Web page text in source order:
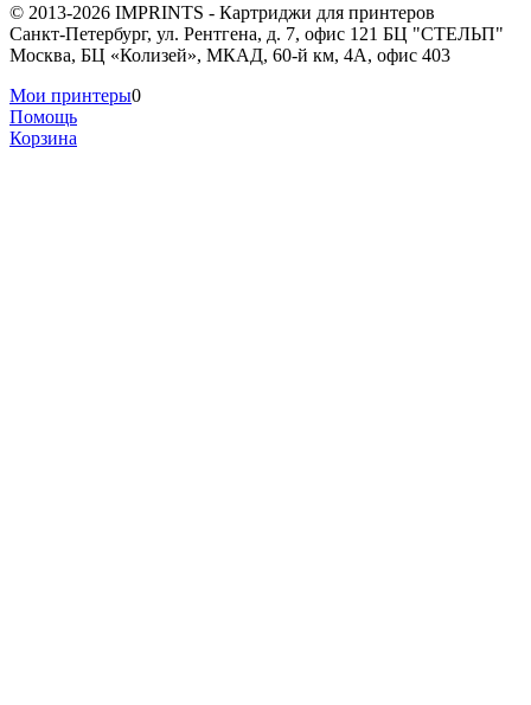
© 2013-2026 IMPRINTS - Картриджи для принтеров
Санкт-Петербург, ул. Рентгена, д. 7, офис 121 БЦ "СТЕЛЬП"
Москва, БЦ «Колизей», МКАД, 60-й км, 4А, офис 403
Мои принтеры0
Помощь
Корзина